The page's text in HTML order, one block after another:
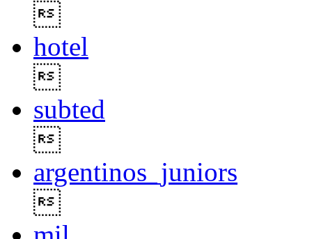
hotel
subted
argentinos_juniors